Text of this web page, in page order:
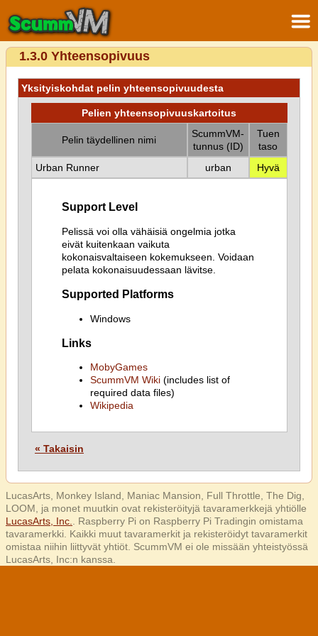
1.3.0 Yhteensopivuus
Yksityiskohdat pelin yhteensopivuudesta
Pelien yhteensopivuuskartoitus
Pelin täydellinen nimi
ScummVM-
tunnus (ID)
Tuen
taso
Urban Runner
urban Hyvä
Support Level
Pelissä voi olla vähäisiä ongelmia jotka
eivät kuitenkaan vaikuta
kokonaisvaltaiseen kokemukseen. Voidaan
pelata kokonaisuudessaan lävitse.
Supported Platforms
Windows
Links
MobyGames
ScummVM Wiki(includes list of
required data files)
Wikipedia
« Takaisin
LucasArts, Monkey Island, Maniac Mansion, Full Throttle, The Dig,
LOOM, ja monet muutkin ovat rekisteröityjä tavaramerkkejä yhtiölle
LucasArts, Inc.
. Raspberry Pi on Raspberry Pi Tradingin omistama
tavaramerkki. Kaikki muut tavaramerkit ja rekisteröidyt tavaramerkit
omistaa niihin liittyvät yhtiöt. ScummVM ei ole missään yhteistyössä
LucasArts, Inc:n kanssa.